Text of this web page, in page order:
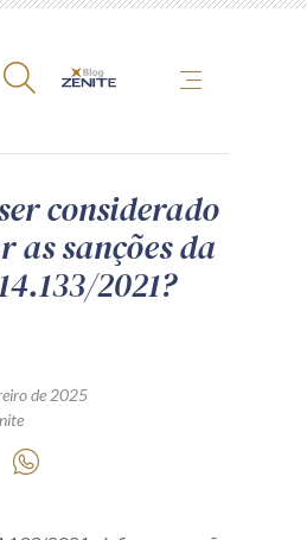
A Zênite
conosco
da Zênite
de Privacidade
dos Titulares de Dados
(contato)
considerado
sanções da
2021?
de 2025